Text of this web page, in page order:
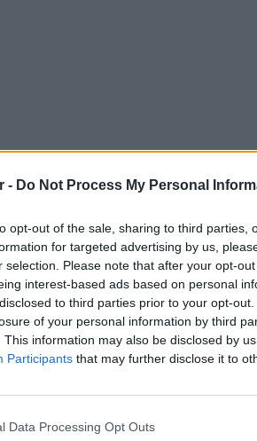
- Do Not Process My Personal
opt-out of the sale, sharing to third parties,
for targeted advertising by us,
selection. Please note that after your opt-
interest-based ads based on personal
to third parties prior to your opt-
of your personal information by third
This information may also be disclosed by
Participants that may further disclose it to
Data Processing Opt Outs
της τουρκικής
τους φιλάθλους, ζητώντας
αγωνιστική ανάκαμψη στο μέλλον,
του στο τεχνικό
με την
βρίσκεται ένα επεισόδιο
του ρολόι κατά τη